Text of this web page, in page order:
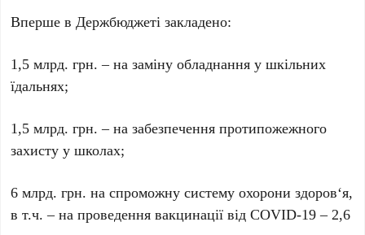
Вперше в Держбюджеті закладено:
1,5 млрд. грн. – на заміну обладнання у шкільних
їдальнях;
1,5 млрд. грн. – на забезпечення протипожежного
захисту у школах;
6 млрд. грн. на спроможну систему охорони здоров‘я,
в т.ч. – на проведення вакцинації від COVID-19 – 2,6